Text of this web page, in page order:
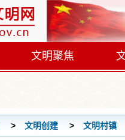
文明聚焦
文明创建 文明村镇